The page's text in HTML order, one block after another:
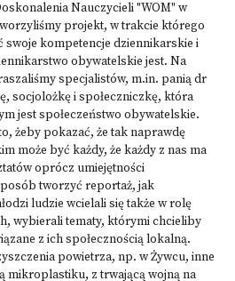
Nauczycieli "WOM" w
projekt, w trakcie którego
swoje kompetencje dziennikarskie i
obywatelskie jest. Na
specjalistów, m.in. panią dr
socjolożkę i społeczniczkę, która
jest społeczeństwo obywatelskie.
żeby pokazać, że tak naprawdę
może być każdy, że każdy z nas ma
oprócz umiejętności
tworzyć reportaż, jak
ludzie wcielali się także w rolę
wybierali tematy, którymi chcieliby
z ich społecznością lokalną.
powietrza, np. w Żywcu, inne
mikroplastiku, z trwającą wojną na